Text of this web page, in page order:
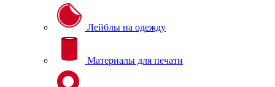
Лейблы на одежду
Материалы для печати